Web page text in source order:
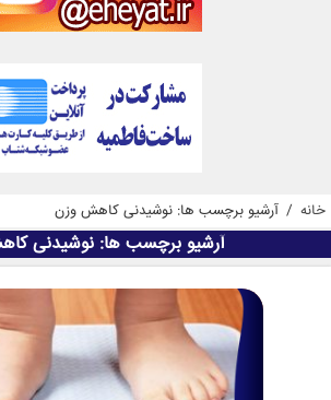
خانه / آرشیو برچسب ها: نوشیدنی کاهش وزن
آرشیو برچسب ها:نوشیدنی